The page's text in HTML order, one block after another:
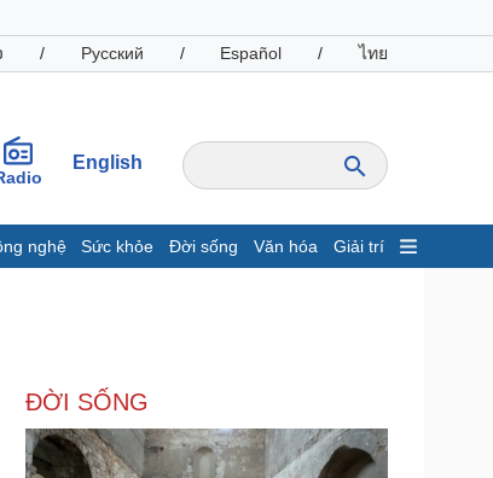
/ Русский / Español / ไทย
English
nghệ Sức khỏe Đời sống Văn hóa Giải trí
Giá cà phê
ĐỜI SỐNG